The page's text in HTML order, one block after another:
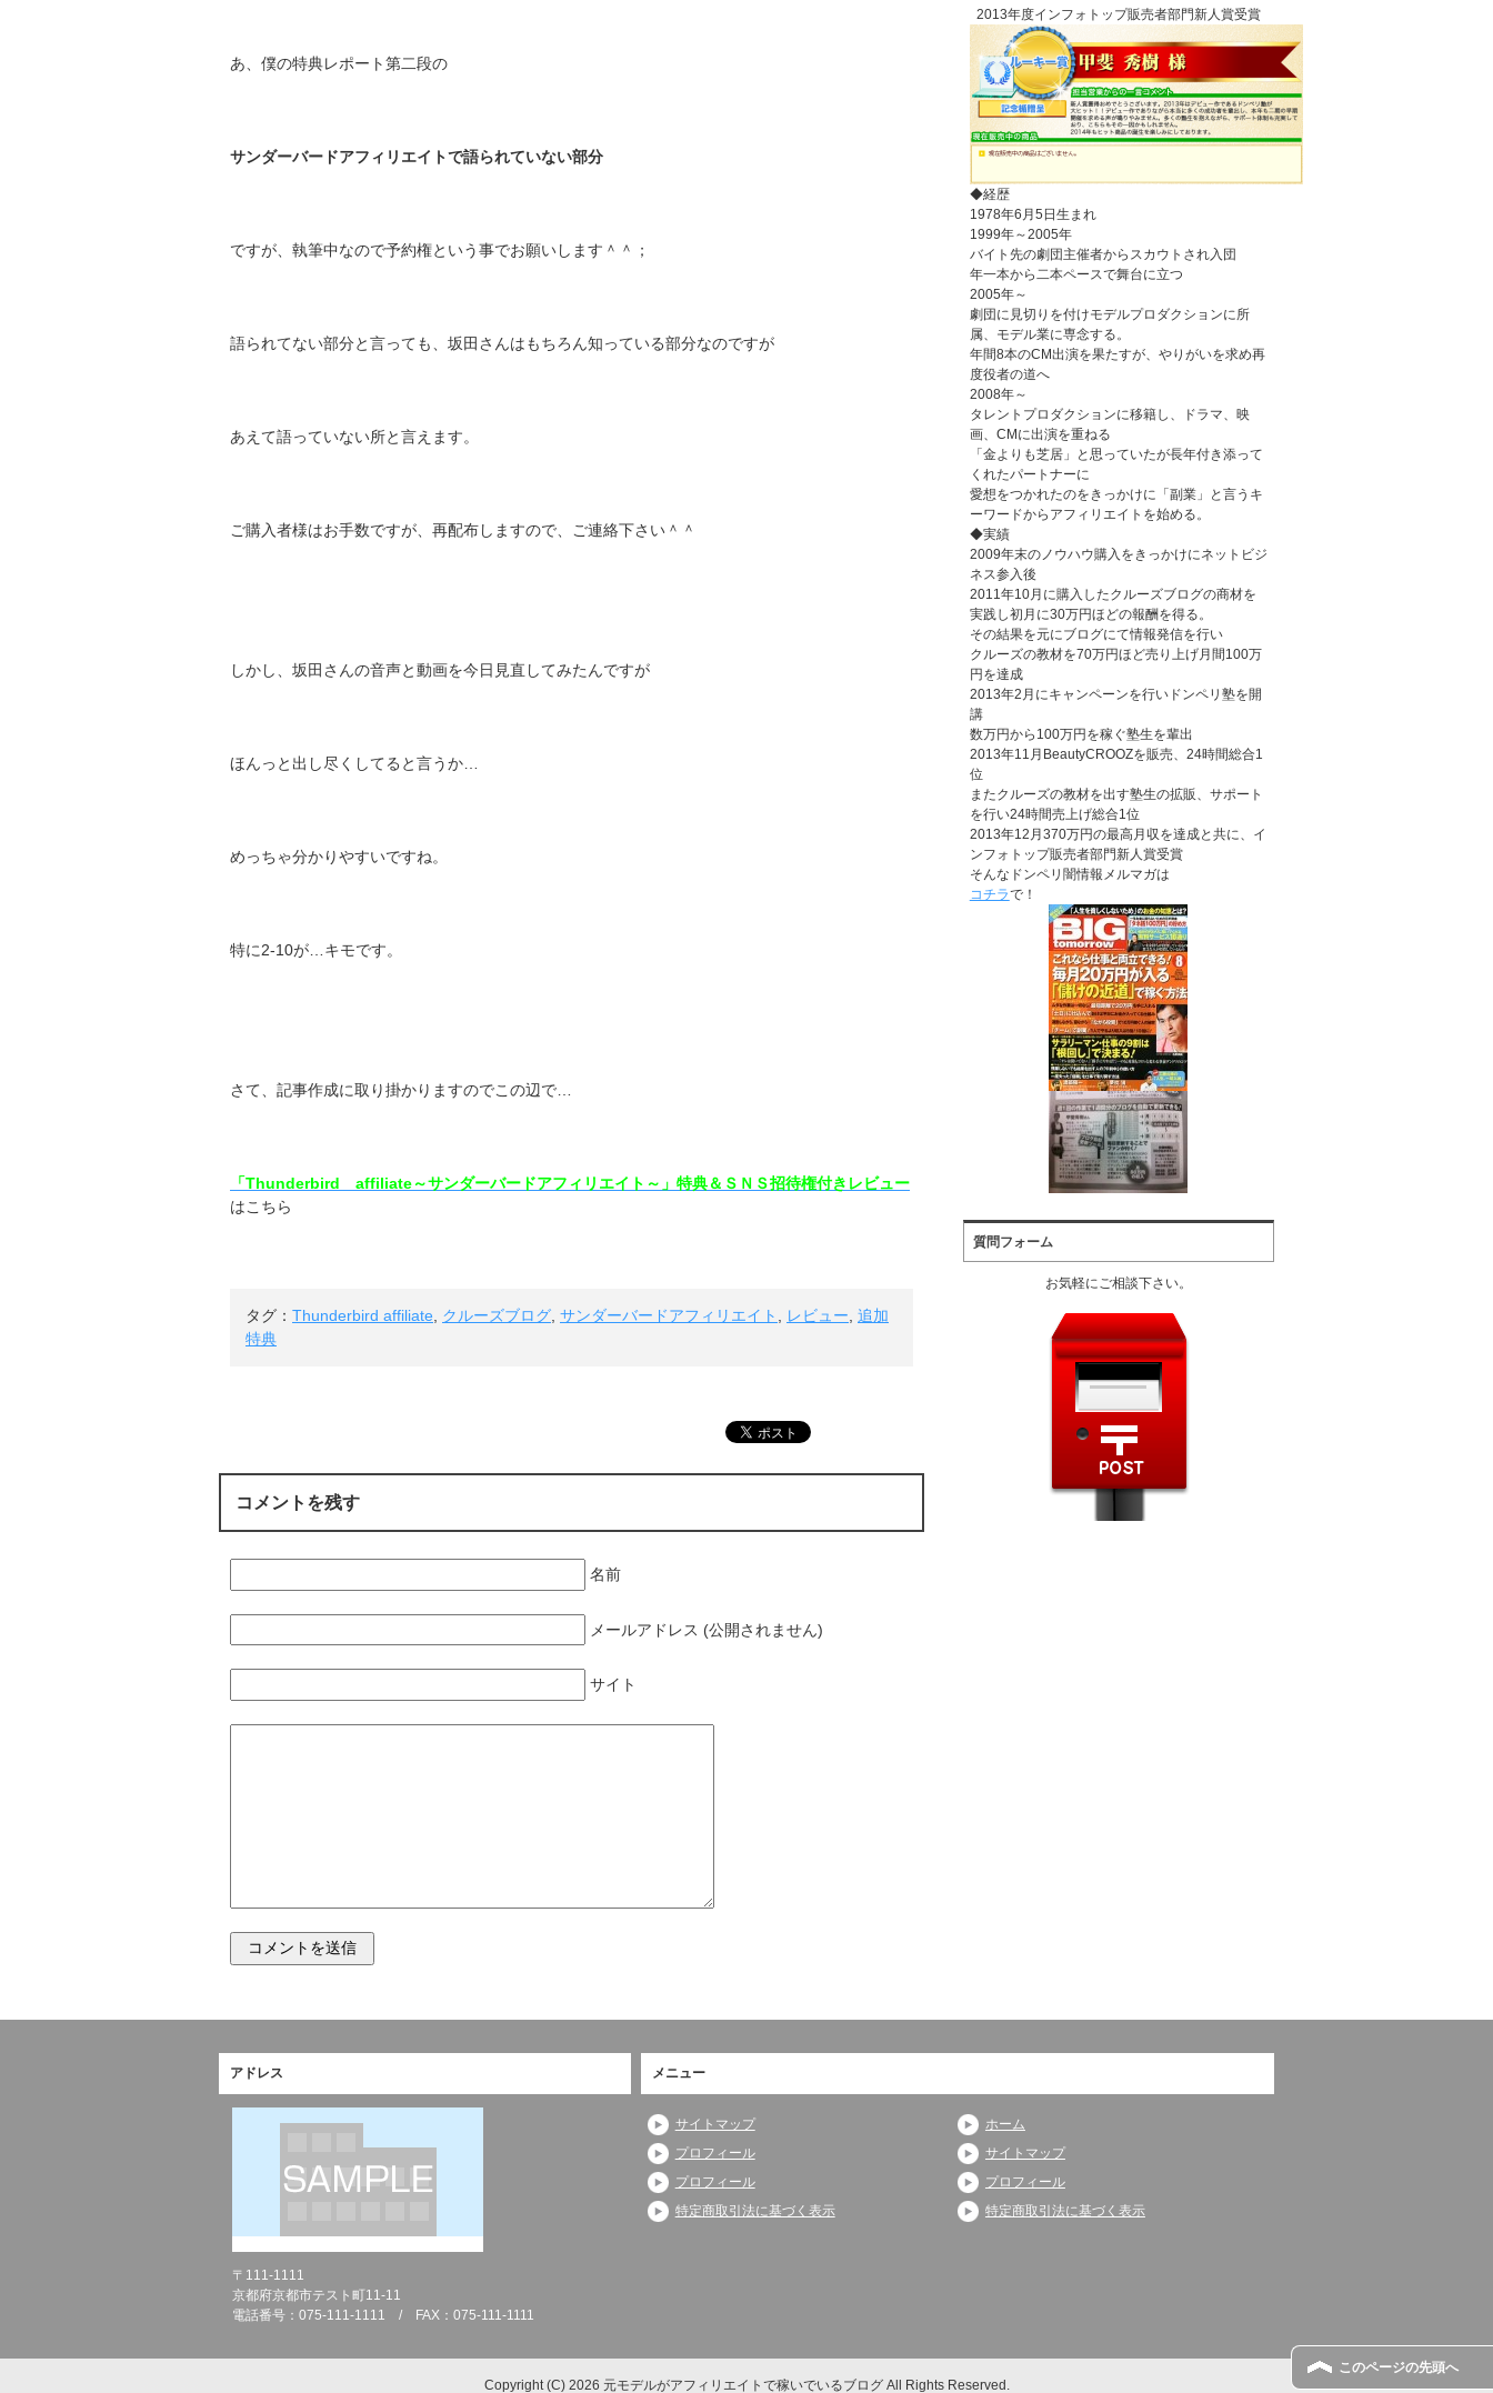
あ、僕の特典レポート第二段の
サンダーバードアフィリエイトで語られていない部分
ですが、執筆中なので予約権という事でお願いします＾＾；
語られてない部分と言っても、坂田さんはもちろん知っている部分なのですが
あえて語っていない所と言えます。
ご購入者様はお手数ですが、再配布しますので、ご連絡下さい＾＾
しかし、坂田さんの音声と動画を今日見直してみたんですが
ほんっと出し尽くしてると言うか…
めっちゃ分かりやすいですね。
特に2-10が…キモです。
さて、記事作成に取り掛かりますのでこの辺で…
「Thunderbird affiliate～サンダーバードアフィリエイト～」特典＆ＳＮＳ招待権付きレビュー
はこちら
タグ： Thunderbird affiliate クルーズブログ サンダーバードアフィリエイト レビュー 追加
特典
コメントを残す
名前
メールアドレス (公開されません)
サイト
2013年度インフォトップ販売者部門新人賞受賞
◆経歴
1978年6月5日生まれ
1999年～2005年
バイト先の劇団主催者からスカウトされ入団
年一本から二本ペースで舞台に立つ
2005年～
劇団に見切りを付けモデルプロダクションに所
属、モデル業に専念する。
年間8本のCM出演を果たすが、やりがいを求め再
度役者の道へ
2008年～
タレントプロダクションに移籍し、ドラマ、映
画、CMに出演を重ねる
「金よりも芝居」と思っていたが長年付き添って
くれたパートナーに
愛想をつかれたのをきっかけに「副業」と言うキ
ーワードからアフィリエイトを始める。
◆実績
2009年末のノウハウ購入をきっかけにネットビジ
ネス参入後
2011年10月に購入したクルーズブログの商材を
実践し初月に30万円ほどの報酬を得る。
その結果を元にブログにて情報発信を行い
クルーズの教材を70万円ほど売り上げ月間100万
円を達成
2013年2月にキャンペーンを行いドンペリ塾を開
講
数万円から100万円を稼ぐ塾生を輩出
2013年11月BeautyCROOZを販売、24時間総合1
位
またクルーズの教材を出す塾生の拡販、サポート
を行い24時間売上げ総合1位
2013年12月370万円の最高月収を達成と共に、イ
ンフォトップ販売者部門新人賞受賞
そんなドンペリ闇情報メルマガは
コチラで！
質問フォーム
お気軽にご相談下さい。
アドレス
〒111-1111
京都府京都市テスト町11-11
電話番号：075-111-1111 / FAX：075-111-1111
メニュー
サイトマップ
プロフィール
プロフィール
特定商取引法に基づく表示
ホーム
サイトマップ
プロフィール
特定商取引法に基づく表示
Copyright (C) 2026 元モデルがアフィリエイトで稼いでいるブログ All Rights Reserved.
このページの先頭へ